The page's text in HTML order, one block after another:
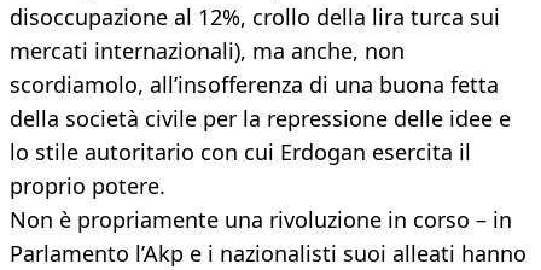
disoccupazione al 12%, crollo della lira turca sui
mercati internazionali), ma anche, non
scordiamolo, all’insofferenza di una buona fetta
della società civile per la repressione delle idee e
lo stile autoritario con cui Erdogan esercita il
proprio potere.
Non è propriamente una rivoluzione in corso – in
Parlamento l’Akp e i nazionalisti suoi alleati hanno